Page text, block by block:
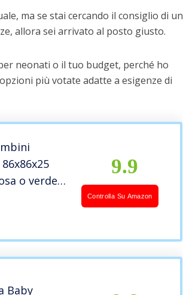
ma se stai cercando il consiglio di un
allora sei arrivato al posto giusto.
neonati o il tuo budget, perché ho
più votate adatte a esigenze di
o verde
9.9
Controlla Su Amazon
Baby